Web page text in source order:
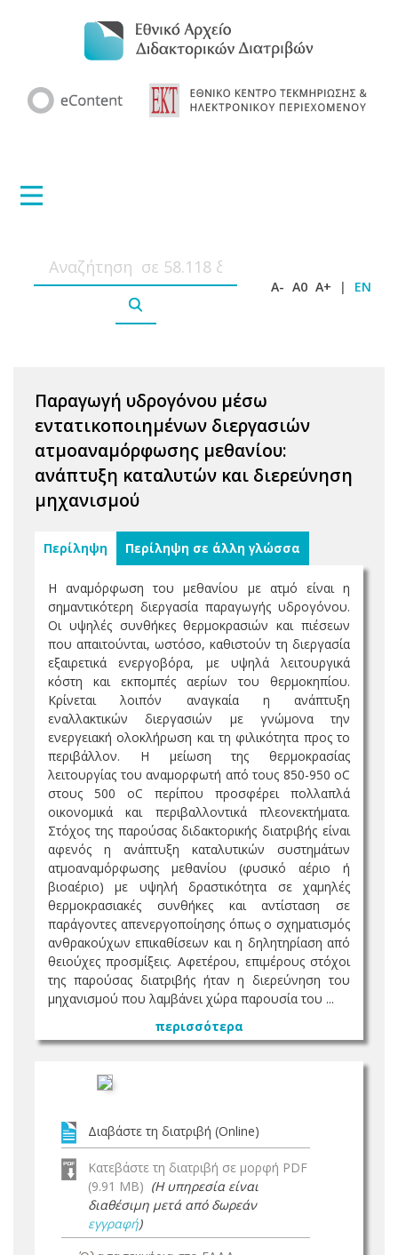
A- A0 A+ | EN
Παραγωγή υδρογόνου μέσω
εντατικοποιημένων διεργασιών
ατμοαναμόρφωσης μεθανίου:
ανάπτυξη καταλυτών και διερεύνηση
μηχανισμού
Περίληψη Περίληψη σε άλλη γλώσσα
Η αναμόρφωση του μεθανίου με ατμό είναι η
σημαντικότερη διεργασία παραγωγής υδρογόνου.
Οι υψηλές συνθήκες θερμοκρασιών και πιέσεων
που απαιτούνται, ωστόσο, καθιστούν τη διεργασία
εξαιρετικά ενεργοβόρα, με υψηλά λειτουργικά
κόστη και εκπομπές αερίων του θερμοκηπίου.
Κρίνεται λοιπόν αναγκαία η ανάπτυξη
εναλλακτικών διεργασιών με γνώμονα την
ενεργειακή ολοκλήρωση και τη φιλικότητα προς το
περιβάλλον. Η μείωση της θερμοκρασίας
λειτουργίας του αναμορφωτή από τους 850-950 οC
στους 500 οC περίπου προσφέρει πολλαπλά
οικονομικά και περιβαλλοντικά πλεονεκτήματα.
Στόχος της παρούσας διδακτορικής διατριβής είναι
αφενός η ανάπτυξη καταλυτικών συστημάτων
ατμοαναμόρφωσης μεθανίου (φυσικό αέριο ή
βιοαέριο) με υψηλή δραστικότητα σε χαμηλές
θερμοκρασιακές συνθήκες και αντίσταση σε
παράγοντες απενεργοποίησης όπως ο σχηματισμός
ανθρακούχων επικαθίσεων και η δηλητηρίαση από
θειούχες προσμίξεις. Αφετέρου, επιμέρους στόχοι
της παρούσας διατριβής ήταν η διερεύνηση του
μηχανισμού που λαμβάνει χώρα παρουσία του ...
περισσότερα
Διαβάστε τη διατριβή (Online)
Κατεβάστε τη διατριβή σε μορφή PDF
(9.91 MB) (Η υπηρεσία είναι
διαθέσιμη μετά από δωρεάν
εγγραφή)